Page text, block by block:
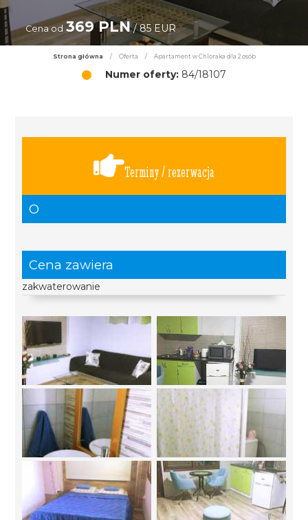
Cena od 369 PLN/ 85 EUR
Strona główna / Oferta / Apartament w Chloraka dla 2 osób
Numer oferty: 84/18107
Terminy / rezerwacja
O
Cena zawiera
zakwaterowanie